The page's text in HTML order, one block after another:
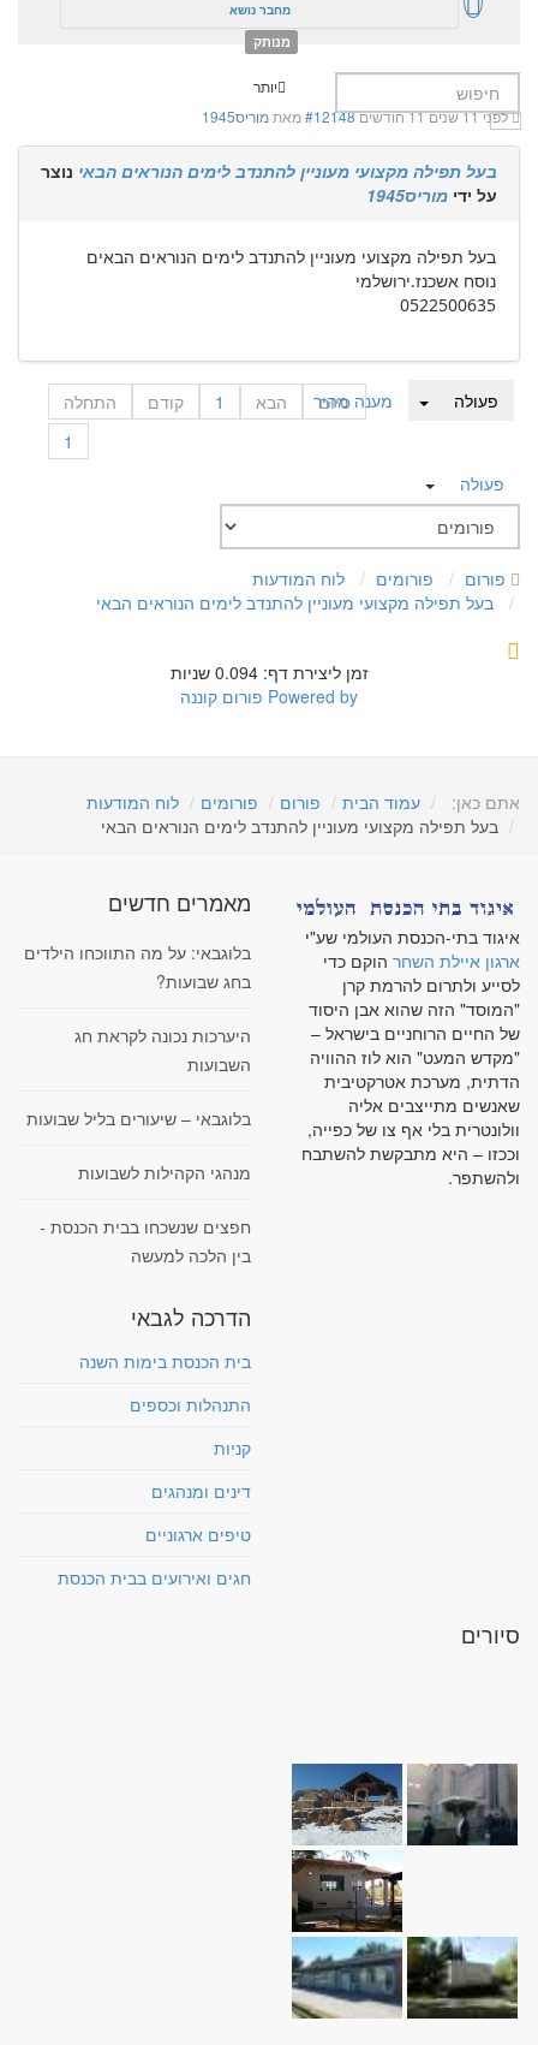
מחבר נושא
מנותק
יותר
לפני 11 שנים 11 חודשים
#12148מאתמוריס1945
בעל תפילה מקצועי מעוניין להתנדב לימים הנוראים הבאי נוצר
על ידי מוריס1945
בעל תפילה מקצועי מעוניין להתנדב לימים הנוראים הבאים
נוסח אשכנז.ירושלמי
0522500635
מענה מהיר פעולה התחלה קודם 1 הבא
סיום
1
פעולה
פורום פורומים
לוח המודעות
בעל תפילה מקצועי מעוניין להתנדב לימים הנוראים הבאי
זמן ליצירת דף: 0.094 שניות
Powered by פורום קוננה
אתם כאן: עמוד הבית פורום פורומים
לוח המודעות
בעל תפילה מקצועי מעוניין להתנדב לימים הנוראים הבאי
איגוד בתי-הכנסת העולמי שע"י
ארגון איילת השחר הוקם כדי
לסייע ולתרום להרמת קרן
"המוסד" הזה שהוא אבן היסוד
של החיים הרוחניים בישראל –
"מקדש המעט" הוא לוז ההוויה
הדתית, מערכת אטרקטיבית
שאנשים מתייצבים אליה
וולונטרית בלי אף צו של כפייה,
וככזו – היא מתבקשת להשתבח
ולהשתפר.
מאמרים חדשים
בלוגבאי: על מה התווכחו הילדים
בחג שבועות?
היערכות נכונה לקראת חג
השבועות
בלוגבאי – שיעורים בליל שבועות
מנהגי הקהילות לשבועות
חפצים שנשכחו בבית הכנסת -
בין הלכה למעשה
הדרכה לגבאי
בית הכנסת בימות השנה
התנהלות וכספים
קניות
דינים ומנהגים
טיפים ארגוניים
חגים ואירועים בבית הכנסת
סיורים